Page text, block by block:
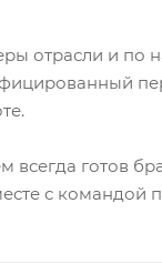
отрасли и по
готов
с командой